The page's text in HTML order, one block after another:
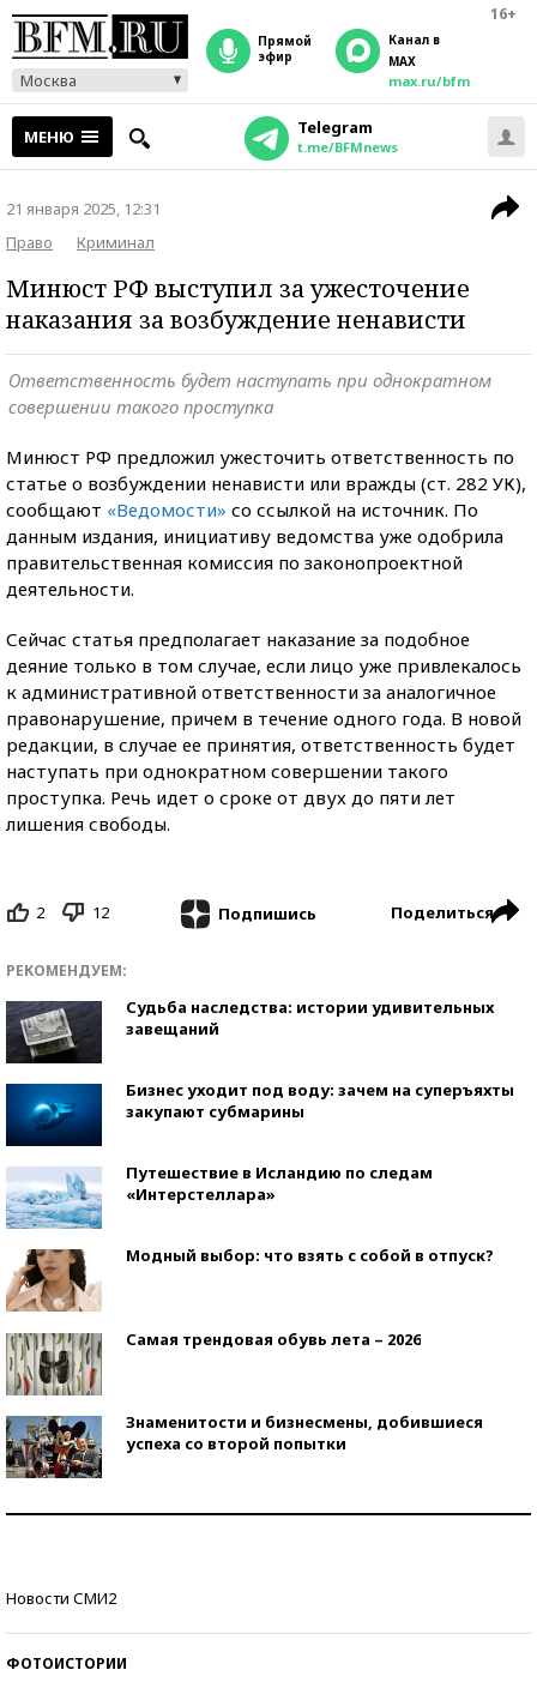
16+
Москва
прямой
эфир
Канал в
MAX
max.ru/bfm
МЕНЮ Telegram
t.me/BFMnews
21 января 2025, 12:31
Право
Криминал
Минюст РФ выступил за ужесточение
наказания за возбуждение ненависти
Ответственность будет наступать при однократном
совершении такого проступка
Минюст РФ предложил ужесточить ответственность по
статье о возбуждении ненависти или вражды (ст. 282 УК),
сообщают «Ведомости» со ссылкой на источник. По
данным издания, инициативу ведомства уже одобрила
правительственная комиссия по законопроектной
деятельности.
Сейчас статья предполагает наказание за подобное
деяние только в том случае, если лицо уже привлекалось
к административной ответственности за аналогичное
правонарушение, причем в течение одного года. В новой
редакции, в случае ее принятия, ответственность будет
наступать при однократном совершении такого
проступка. Речь идет о сроке от двух до пяти лет
лишения свободы.
2 12 Подпишись Поделиться
РЕКОМЕНДУЕМ:
Судьба наследства: истории удивительных
завещаний
Бизнес уходит под воду: зачем на суперъяхты
закупают субмарины
Путешествие в Исландию по следам
«Интерстеллара»
Модный выбор: что взять с собой в отпуск?
Самая трендовая обувь лета – 2026
Знаменитости и бизнесмены, добившиеся
успеха со второй попытки
Новости СМИ2
ФОТОИСТОРИИ